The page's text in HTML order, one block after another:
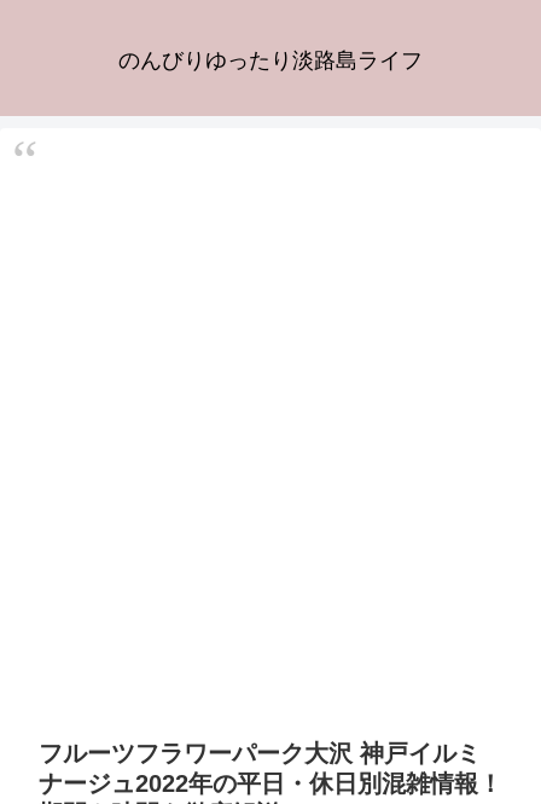
のんびりゆったり淡路島ライフ
フルーツフラワーパーク大沢 神戸イルミ
ナージュ2022年の平日・休日別混雑情報！